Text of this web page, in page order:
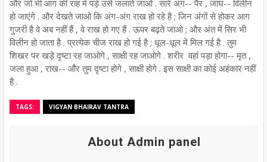
और जो भी आग की राह में पड़े उसे जलाते जाओ . सारे अंग-- पैर , जांघ-- विलीन
हो जाएंगे . और देखते जाओ कि अंग-अंग राख हो रहे है ; जिन अंगों से होकर आग
गुजरी है वे अब नहीं हैं , वे राख हो गए हैं . ऊपर बढ़ते जाओ ; और अंत में सिर भी
विलीन हो जाता है . प्रत्येक चीज राख हो गई है ; धूल-धूल में मिल गई है . तुम
शिखर पर खड़े दृष्टा रह जाओगे , साक्षी रह जाओगे . शरीर वहां पड़ा होगा-- मृत ,
जला हुआ , राख-- और तुम दृष्टा होगे , साक्षी होगे . इस साक्षी का कोई अहंकार नहीं
है .
TAGS: VIGYAN BHAIRAV TANTRA
About Admin panel